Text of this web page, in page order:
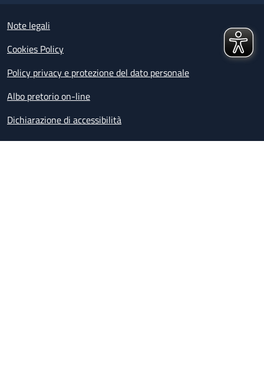
Small prints
Note legali
Cookies Policy
Policy privacy e protezione del dato personale
Albo pretorio on-line
Dichiarazione di accessibilità